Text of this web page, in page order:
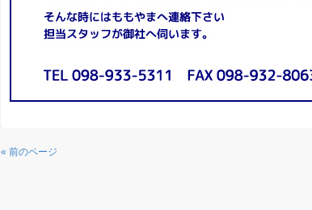
« 前のページ